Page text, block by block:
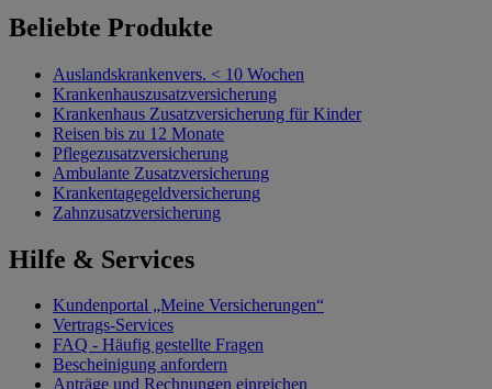
Beliebte Produkte
Auslandskrankenvers. < 10 Wochen
Krankenhauszusatzversicherung
Krankenhaus Zusatzversicherung für Kinder
Reisen bis zu 12 Monate
Pflegezusatzversicherung
Ambulante Zusatzversicherung
Krankentagegeldversicherung
Zahnzusatzversicherung
Hilfe & Services
Kundenportal „Meine Versicherungen“
Vertrags-Services
FAQ - Häufig gestellte Fragen
Bescheinigung anfordern
Anträge und Rechnungen einreichen